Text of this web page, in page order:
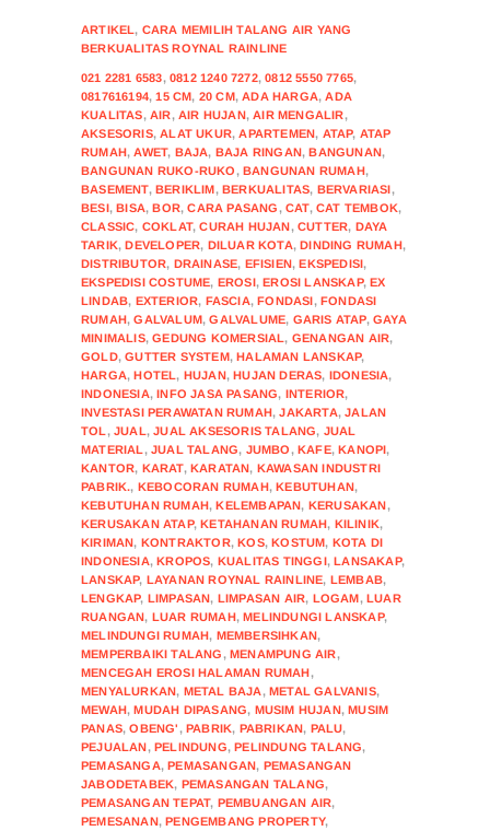
ARTIKEL, CARA MEMILIH TALANG AIR YANG
BERKUALITAS ROYNAL RAINLINE
021 2281 6583,0812 1240 7272,0812 5550 7765,
0817616194,15 CM, 20 CM,ADA HARGA,ADA
KUALITAS,AIR,AIR HUJAN,AIR MENGALIR,
AKSESORIS,ALAT UKUR,APARTEMEN, ATAP, ATAP
RUMAH,AWET, BAJA, BAJA RINGAN,BANGUNAN,
BANGUNAN RUKO-RUKO ,BANGUNAN RUMAH,
BASEMENT,BERIKLIM,BERKUALITAS, BERVARIASI,
BESI,BISA,BOR,CARA PASANG ,CAT,CAT TEMBOK,
CLASSIC, COKLAT,CURAH HUJAN,CUTTER, DAYA
TARIK,DEVELOPER, DILUAR KOTA,DINDING RUMAH,
DISTRIBUTOR, DRAINASE, EFISIEN,EKSPEDISI,
EKSPEDISI COSTUME, EROSI,EROSI LANSKAP,EX
LINDAB, EXTERIOR, FASCIA,FONDASI,FONDASI
RUMAH,GALVALUM,GALVALUME, GARIS ATAP,GAYA
MINIMALIS,GEDUNG KOMERSIAL, GENANGAN AIR,
GOLD,GUTTER SYSTEM,HALAMAN LANSKAP,
HARGA,HOTEL, HUJAN,HUJAN DERAS, IDONESIA,
INDONESIA,INFO JASA PASANG, INTERIOR,
INVESTASI PERAWATAN RUMAH,JAKARTA,JALAN
TOL ,JUAL,JUAL AKSESORIS TALANG, JUAL
MATERIAL ,JUAL TALANG, JUMBO ,KAFE,KANOPI,
KANTOR, KARAT,KARATAN, KAWASAN INDUSTRI
PABRIK., KEBOCORAN RUMAH,KEBUTUHAN,
KEBUTUHAN RUMAH,KELEMBAPAN, KERUSAKAN,
KERUSAKAN ATAP,KETAHANAN RUMAH, KILINIK,
KIRIMAN, KONTRAKTOR,KOS,KOSTUM, KOTA DI
INDONESIA,KROPOS, KUALITAS TINGGI,LANSAKAP,
LANSKAP, LAYANAN ROYNAL RAINLINE, LEMBAB,
LENGKAP, LIMPASAN, LIMPASAN AIR, LOGAM,LUAR
RUANGAN, LUAR RUMAH,MELINDUNGI LANSKAP,
MELINDUNGI RUMAH, MEMBERSIHKAN,
MEMPERBAIKI TALANG ,MENAMPUNG AIR,
MENCEGAH EROSI HALAMAN RUMAH,
MENYALURKAN, METAL BAJA,METAL GALVANIS,
MEWAH,MUDAH DIPASANG, MUSIM HUJAN,MUSIM
PANAS,OBENG' ,PABRIK, PABRIKAN, PALU,
PEJUALAN,PELINDUNG,PELINDUNG TALANG,
PEMASANGA,PEMASANGAN, PEMASANGAN
JABODETABEK, PEMASANGAN TALANG,
PEMASANGAN TEPAT, PEMBUANGAN AIR,
PEMESANAN,PENGEMBANG PROPERTY,